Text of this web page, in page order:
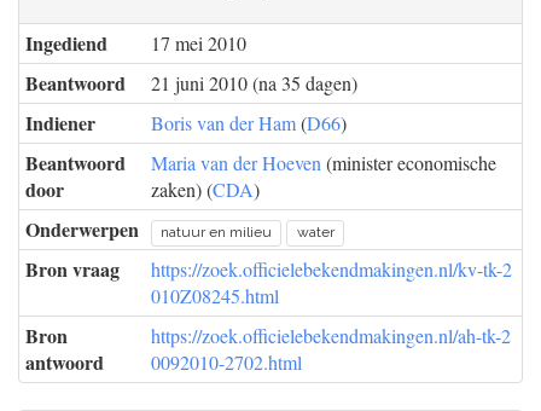
Ingediend 17 mei 2010
Beantwoord 21 juni 2010 (na 35 dagen)
Indiener Boris van der Ham(D66)
Beantwoord
door
Maria van der Hoeven (minister economische
zaken) (CDA)
Onderwerpen natuur en milieu water
Bron vraag
https://zoek.officielebekendmakingen.nl/kv-tk-2
010Z08245.html
Bron
antwoord
https://zoek.officielebekendmakingen.nl/ah-tk-2
0092010-2702.html